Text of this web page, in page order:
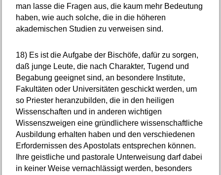
man lasse die Fragen aus, die kaum mehr Bedeutung
haben, wie auch solche, die in die höheren
akademischen Studien zu verweisen sind.
18)Es ist die Aufgabe der Bischöfe, dafür zu sorgen,
daß junge Leute, die nach Charakter, Tugend und
Begabung geeignet sind, an besondere Institute,
Fakultäten oder Universitäten geschickt werden, um
so Priester heranzubilden, die in den heiligen
Wissenschaften und in anderen wichtigen
Wissenszweigen eine gründlichere wissenschaftliche
Ausbildung erhalten haben und den verschiedenen
Erfordernissen des Apostolats entsprechen können.
Ihre geistliche und pastorale Unterweisung darf dabei
in keiner Weise vernachlässigt werden, besonders